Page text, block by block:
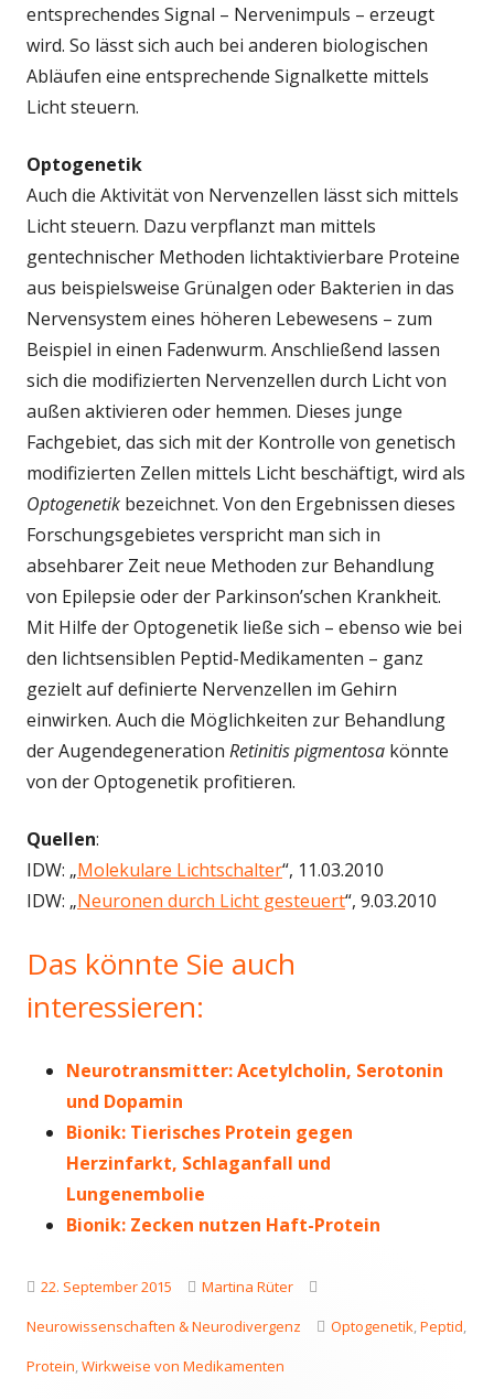
entsprechendes Signal – Nervenimpuls – erzeugt
wird. So lässt sich auch bei anderen biologischen
Abläufen eine entsprechende Signalkette mittels
Licht steuern.
Optogenetik
Auch die Aktivität von Nervenzellen lässt sich mittels
Licht steuern. Dazu verpflanzt man mittels
gentechnischer Methoden lichtaktivierbare Proteine
aus beispielsweise Grünalgen oder Bakterien in das
Nervensystem eines höheren Lebewesens – zum
Beispiel in einen Fadenwurm. Anschließend lassen
sich die modifizierten Nervenzellen durch Licht von
außen aktivieren oder hemmen. Dieses junge
Fachgebiet, das sich mit der Kontrolle von genetisch
modifizierten Zellen mittels Licht beschäftigt, wird als
Optogenetik bezeichnet. Von den Ergebnissen dieses
Forschungsgebietes verspricht man sich in
absehbarer Zeit neue Methoden zur Behandlung
von Epilepsie oder der Parkinson’schen Krankheit.
Mit Hilfe der Optogenetik ließe sich – ebenso wie bei
den lichtsensiblen Peptid-Medikamenten – ganz
gezielt auf definierte Nervenzellen im Gehirn
einwirken. Auch die Möglichkeiten zur Behandlung
der Augendegeneration Retinitis pigmentosa könnte
von der Optogenetik profitieren.
Quellen:
IDW: „Molekulare Lichtschalter“, 11.03.2010
IDW: „Neuronen durch Licht gesteuert“, 9.03.2010
Das könnte Sie auch
interessieren:
Neurotransmitter: Acetylcholin, Serotonin
und Dopamin
Bionik: Tierisches Protein gegen
Herzinfarkt, Schlaganfall und
Lungenembolie
Bionik: Zecken nutzen Haft-Protein
Veröffentlicht
am
22. September 2015 Autor
Martina Rüter
Neurowissenschaften & Neurodivergenz Schlagwörter
Optogenetik,Peptid,
Protein,Wirkweise von Medikamenten